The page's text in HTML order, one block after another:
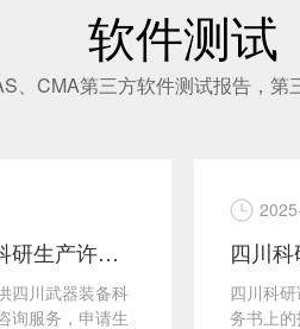
软件测试
、CMA第三方软件测试报告，第
四川武器装备科研生产许可证申请咨询辅导服务
四川武器装备科
询服务，申请生
四川科
务书上的